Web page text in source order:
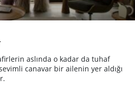
aslında o kadar da tuhaf
canavar bir ailenin yer aldığı